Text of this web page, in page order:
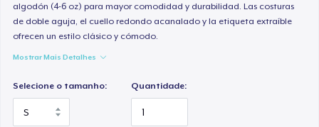
algodón (4-6 oz) para mayor comodidad y durabilidad. Las costuras
de doble aguja, el cuello redondo acanalado y la etiqueta extraíble
ofrecen un estilo clásico y cómodo.
Mostrar Mais Detalhes
Selecione o tamanho: Quantidade: